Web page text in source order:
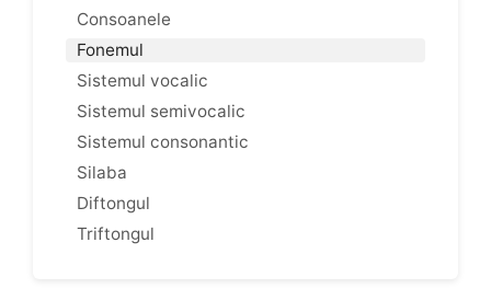
Consoanele
Fonemul
Sistemul vocalic
Sistemul semivocalic
Sistemul consonantic
Silaba
Diftongul
Triftongul